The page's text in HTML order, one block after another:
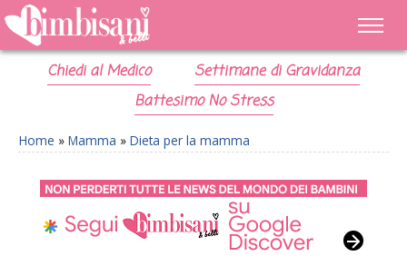
Chiedi al Medico
Settimane di Gravidanza
Battesimo No Stress
Home » Mamma » Dieta per la mamma